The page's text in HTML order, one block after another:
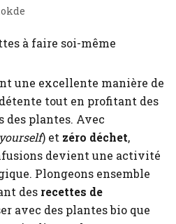
une excellente manière de
tout en profitant des
plantes. Avec
) et zéro déchet,
devient une activité
Plongeons ensemble
des recettes de
avec des plantes bio que